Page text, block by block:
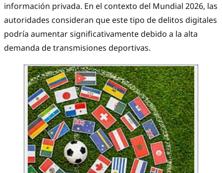
información privada. En el contexto del Mundial 2026, las
autoridades consideran que este tipo de delitos digitales
podría aumentar significativamente debido a la alta
demanda de transmisiones deportivas.